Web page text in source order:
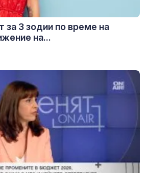
3 зодии по време на
на...